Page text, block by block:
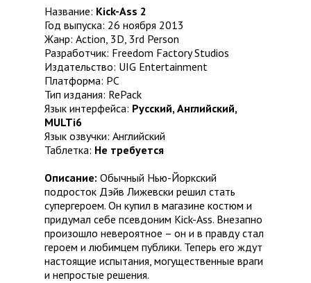
Название: Kick-Ass 2
Год выпуска: 26 ноября 2013
Жанр: Action, 3D, 3rd Person
Разработчик: Freedom Factory Studios
Издательство: UIG Entertainment
Платформа: PC
Тип издания: RePack
Язык интерфейса: Русский, Английский,
MULTi6
Язык озвучки: Английский
Таблетка: Не требуется
Описание: Обычный Нью-Йоркский
подросток Дэйв Лижевски решил стать
супергероем. Он купил в магазине костюм и
придумал себе псевдоним Kick-Ass. Внезапно
произошло невероятное – он и в правду стал
героем и любимцем публики. Теперь его ждут
настоящие испытания, могущественные враги
и непростые решения.